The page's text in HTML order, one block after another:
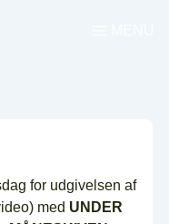
for udgivelsen af
med UNDER